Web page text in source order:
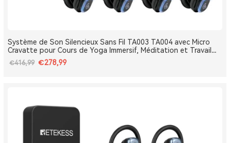
Système de Son Silencieux Sans Fil TA003 TA004 avec Micro
Cravatte pour Cours de Yoga Immersif, Méditation et Travail
Respiratoire
€416,99 €278,99